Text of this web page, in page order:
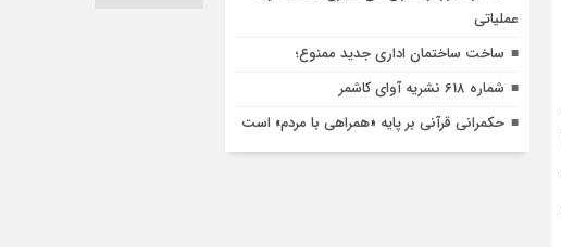
عملیاتی
ساخت ساختمان اداری جدید ممنوع؛
شماره 618 نشریه آوای کاشمر
حکمرانی قرآنی بر پایه «همراهی با مردم» است